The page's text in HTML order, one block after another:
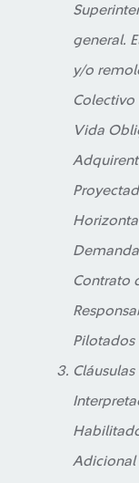
general.
y/o
Colectivo
Vida
Contrato
Pilotados
Adicional